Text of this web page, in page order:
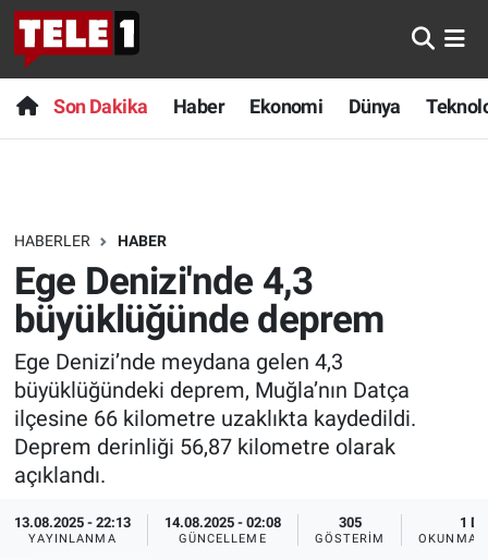
Son Dakika Haber Ekonomi Dünya
HABERLER HABER
Ege Denizi'nde 4,3
büyüklüğünde deprem
Ege Denizi’nde meydana gelen 4,3
büyüklüğündeki deprem, Muğla’nın Datça
ilçesine 66 kilometre uzaklıkta kaydedildi.
Deprem derinliği 56,87 kilometre olarak
açıklandı.
13.08.2025 - 22:13
YAYINLANMA
14.08.2025 - 02:08
GÜNCELLEME
305
GÖSTERIM
1 DK
OKUNMA
Anında Manşet
Başka Sohbetler
Bilim turu
Bilim ve Teknoloji Evreni
Doğa Konuşuyor
Dünya
Ege Saati
Ege'den Esintiler
Son Dakika
Haber
Dünya
Teknoloji
Sağlık
Spor
Yayın Akışı
İletişim
Nöbetçi Eczaneler
Hava Durumu
Trafik Durumu
Süper Lig Puan Durumu ve Fikstür
Tüm Manşetler
Son Dakika Haberleri
Haber Arşivi